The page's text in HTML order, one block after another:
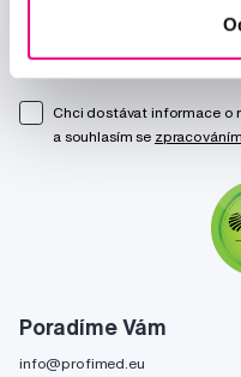
Poradíme Vám
info@profimed.eu
Chci dostávat informace o
a souhlasím se